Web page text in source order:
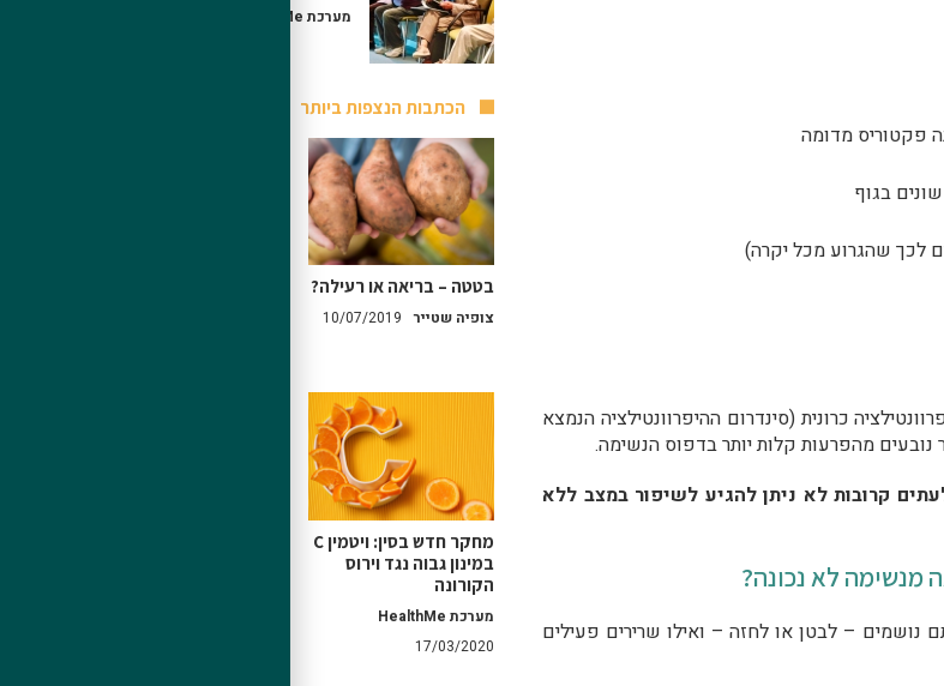
מהיפרוונטילציה כרונית (סינדרום ההיפרוונטילציה הנמצא
מהפרעות קלות יותר בדפוס הנשימה.
קרובות לא ניתן להגיע לשיפור במצב ללא
לא נכונה?
– לבטן או לחזה – ואילו שרירים פעילים
מערכת HealthMe
הכתבות הנצפות ביותר
בטטה – בריאה או רעילה?
צופיה שטייר 10/07/2019
מחקר חדש בסין: ויטמין C
במינון גבוה נגד וירוס
הקורונה
מערכת HealthMe
17/03/2020